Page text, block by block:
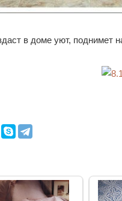
в доме уют, поднимет